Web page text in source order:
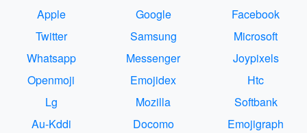
Apple Google
Facebook
Twitter
Samsung
Microsoft
Whatsapp
Messenger
Joypixels
Openmoji
Emojidex
Htc
Lg
Mozilla
Softbank
Au-Kddi
Docomo
Emojigraph